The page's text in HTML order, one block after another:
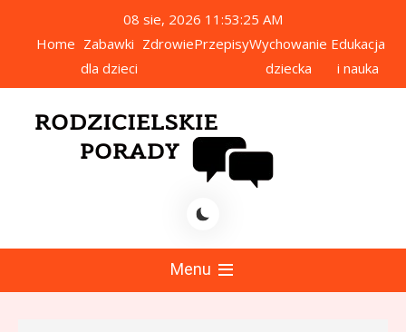
08 sie, 2026 11:53:26 AM
Home Zabawki
dla dzieci
ZdrowiePrzepisyWychowanie
dziecka
Edukacja
i nauka
Porady
Menu